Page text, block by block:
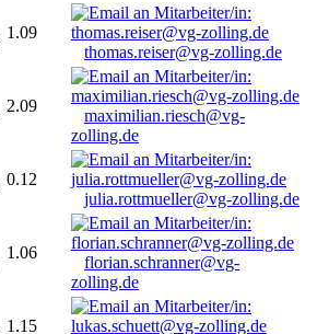
1.09
thomas.reiser@vg-zolling.de
2.09
maximilian.riesch@vg-
zolling.de
0.12
julia.rottmueller@vg-zolling.de
1.06
florian.schranner@vg-
zolling.de
1.15